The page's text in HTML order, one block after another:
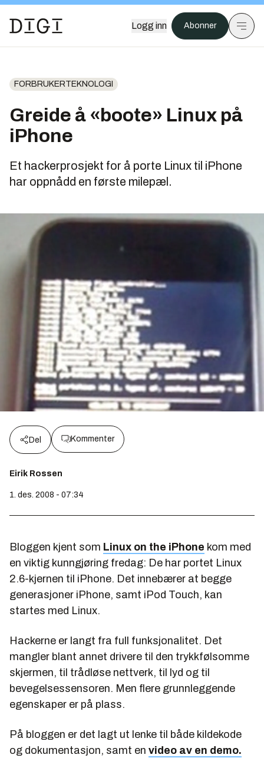
Logg inn Abonner
FORBRUKERTEKNOLOGI
Greide å «boote» Linux på
iPhone
Et hackerprosjekt for å porte Linux til iPhone
har oppnådd en første milepæl.
Del Kommenter
Eirik Rossen
1. des. 2008 - 07:34
Bloggen kjent som Linux on the iPhone kom med
en viktig kunngjøring fredag: De har portet Linux
2.6-kjernen til iPhone. Det innebærer at begge
generasjoner iPhone, samt iPod Touch, kan
startes med Linux.
Hackerne er langt fra full funksjonalitet. Det
mangler blant annet drivere til den trykkfølsomme
skjermen, til trådløse nettverk, til lyd og til
bevegelsessensoren. Men flere grunnleggende
egenskaper er på plass.
På bloggen er det lagt ut lenke til både kildekode
og dokumentasjon, samt en video av en demo.